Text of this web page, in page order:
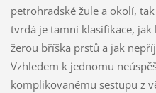
petrohradské žule a okolí,
tvrdá je tamní klasifikace,
žerou bříška prstů a jak
Vzhledem k jednomu
komplikovanému sestupu z